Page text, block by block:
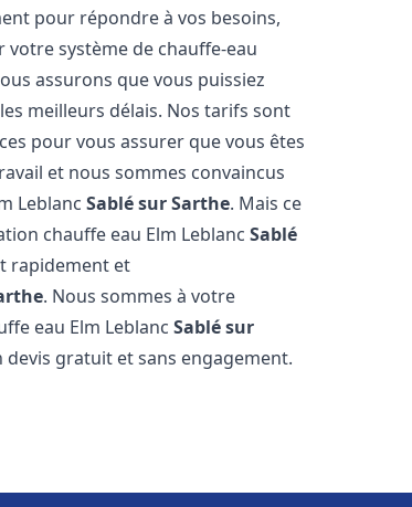
pour répondre à vos besoins,
système de chauffe-eau
assurons que vous puissiez
meilleurs délais. Nos tarifs sont
pour vous assurer que vous êtes
et nous sommes convaincus
LeblancSablé sur Sarthe. Mais ce
chauffe eau Elm LeblancSablé
rapidement et
. Nous sommes à votre
eau Elm LeblancSablé sur
gratuit et sans engagement.